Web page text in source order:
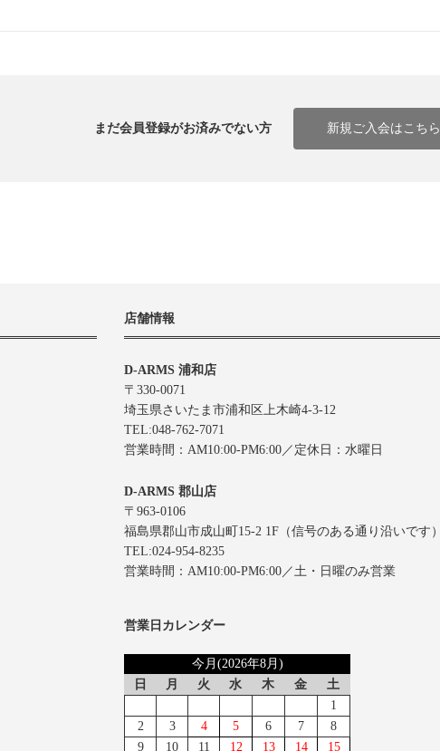
まだ会員登録がお済みでない方 新規ご入会はこちら
店舗情報
D-ARMS 浦和店
〒330-0071
埼玉県さいたま市浦和区上木崎4-3-12
TEL:048-762-7071
営業時間：AM10:00-PM6:00／定休日：水曜日
D-ARMS 郡山店
〒963-0106
福島県郡山市成山町15-2 1F（信号のある通り沿いです）
TEL:024-954-8235
営業時間：AM10:00-PM6:00／土・日曜のみ営業
営業日カレンダー
今月(2026年8月)
日
月 火 水 木 金
土
1
2
3 4 5 6 7
8
9
10 11 12 13 14 15